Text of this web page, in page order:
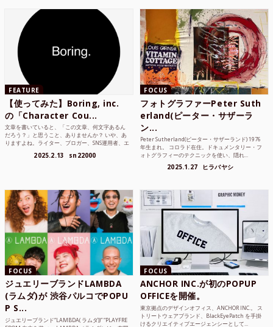
FEATURE
【使ってみた】Boring, inc.
の「Character Cou...
文章を書いていると、「この文章、何文字あるん
だろう？」と思うこと、ありませんか？ いや、あ
りますよね。ライター、ブロガー、SNS運用者、エ
2025.2.13 sn22000
FOCUS
フォトグラファーPeter Suth
erland(ピーター・サザーラ
ン...
Peter Sutherland(ピーター・サザーランド) 1976
年生まれ。 コロラド在住。ドキュメンタリー・フ
ォトグラフィーのテクニックを使い、隠れ...
2025.1.27 ヒラバヤシ
FOCUS
ジュエリーブランドLAMBDA
(ラムダ)が 渋谷パルコでPOPU
P S...
ジュエリーブランド“LAMBDA( ラムダ))” “PLAYFRE
FOCUS
ANCHOR INC.が初のPOPUP
OFFICEを開催。
東京拠点のデザインオフィス、ANCHOR INC.。 ス
トリートウェアブランド、BlackEyePatch を手掛
けるクリエイティブエージェンシーとして...